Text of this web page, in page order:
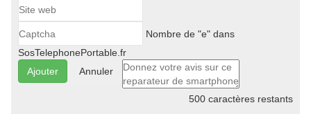
Nombre de "e" dans
SosTelephonePortable.fr
Annuler
500 caractères restants